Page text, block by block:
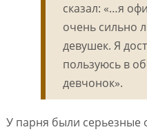
сказал: «…я
очень сильно
девушек. Я
пользуюсь в
девчонок».
У парня были серьезные